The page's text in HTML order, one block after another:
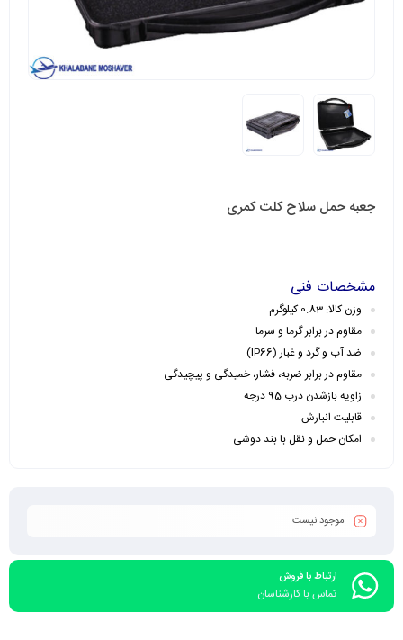
جعبه حمل سلاح کلت کمری
مشخصات فنی
وزن کالا: 0.83 کیلوگرم
مقاوم در برابر گرما و سرما
ضد آب و گرد و غبار (IP66)
مقاوم در برابر ضربه، فشار، خمیدگی و پیچیدگی
زاویه بازشدن درب 95 درجه
قابلیت انبارش
امکان حمل و نقل با بند دوشی
موجود نیست
ارتباط با فروش
تماس با کارشناسان